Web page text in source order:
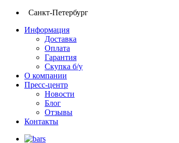
Санкт-Петербург
Информация
Доставка
Оплата
Гарантия
Скупка б/у
О компании
Пресс-центр
Новости
Блог
Отзывы
Контакты